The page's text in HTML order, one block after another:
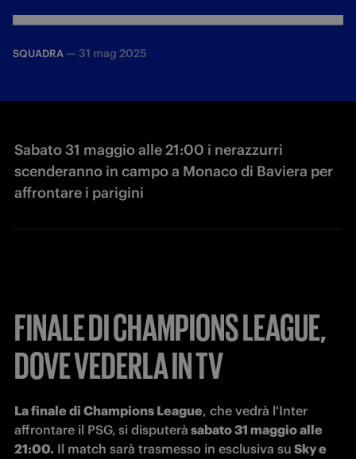
SQUADRA — 31 mag 2025
Sabato 31 maggio alle 21:00 i nerazzurri
scenderanno in campo a Monaco di Baviera per
affrontare i parigini
FINALE DI CHAMPIONS LEAGUE,
DOVE VEDERLA IN TV
La finale di Champions League, che vedrà l'Inter
affrontare il PSG, si disputerà sabato 31 maggio alle
21:00. Il match sarà trasmesso in esclusiva su Sky e